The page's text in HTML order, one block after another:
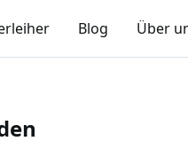
Blog Über